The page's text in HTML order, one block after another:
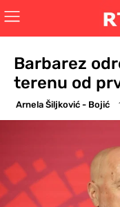
Barbarez
terenu od
Arnela Šiljković - Bojić